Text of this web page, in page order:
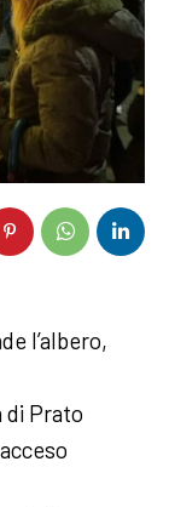
l’albero,
di Prato